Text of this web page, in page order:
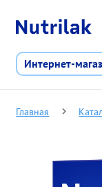
Интернет-
Главная